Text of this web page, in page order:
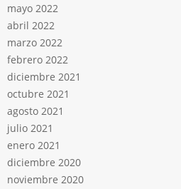
mayo 2022
abril 2022
marzo 2022
febrero 2022
diciembre 2021
octubre 2021
agosto 2021
julio 2021
enero 2021
diciembre 2020
noviembre 2020